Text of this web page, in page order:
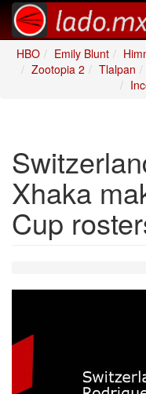
HBO
Emily Blunt
Zootopia 2
Tlalpan
Xhaka
Cup